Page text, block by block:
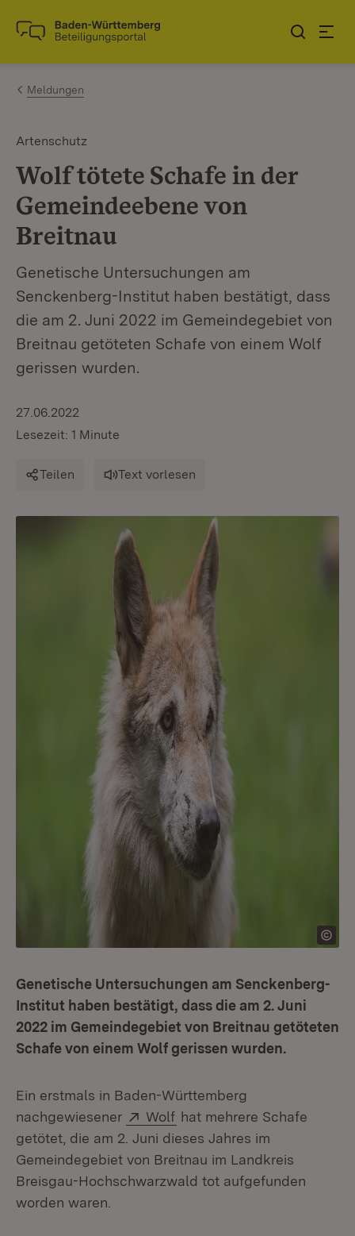
Zum Inhalt springen
Link zur Startseite
Meldungen
Artenschutz
Wolf tötete Schafe in der
Gemeindeebene von
Breitnau
Genetische Untersuchungen am
Senckenberg-Institut haben bestätigt, dass
die am 2. Juni 2022 im Gemeindegebiet von
Breitnau getöteten Schafe von einem Wolf
gerissen wurden.
27.06.2022
Lesezeit: 1 Minute
Teilen Text vorlesen
Genetische Untersuchungen am Senckenberg-
Institut haben bestätigt, dass die am 2. Juni
2022 im Gemeindegebiet von Breitnau getöteten
Schafe von einem Wolf gerissen wurden.
Ein erstmals in Baden-Württemberg
nachgewiesener
Extern:
Wolf (Öffnet in neuem Fenster)
hat mehrere Schafe
getötet, die am 2. Juni dieses Jahres im
Gemeindegebiet von Breitnau im Landkreis
Breisgau-Hochschwarzwald tot aufgefunden
worden waren.